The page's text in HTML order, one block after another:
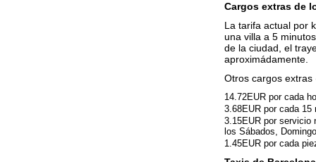
Cargos extras de
La tarifa actual por
una villa a 5
de la ciudad, el
aproximádamente.
Otros cargos extras
14.72EUR por cada
3.68EUR por cada 15
3.15EUR por servicio
los Sábados,
1.45EUR por cada